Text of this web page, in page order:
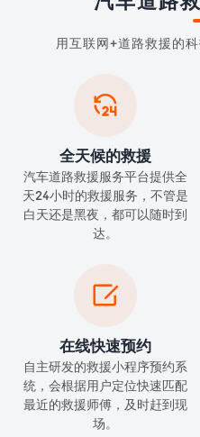
用互联网+道路救援的

全天候的救援
汽车道路救援服务平台提供全
天24小时的救援服务，不管是
白天还是黑夜，都可以随时到
达。

在线快速预约
自主研发的救援小程序预约系
统，会根据用户定位快速匹配
最近的救援师傅，及时赶到现
场。